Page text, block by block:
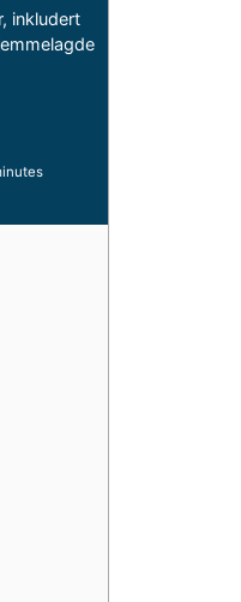
inkludert